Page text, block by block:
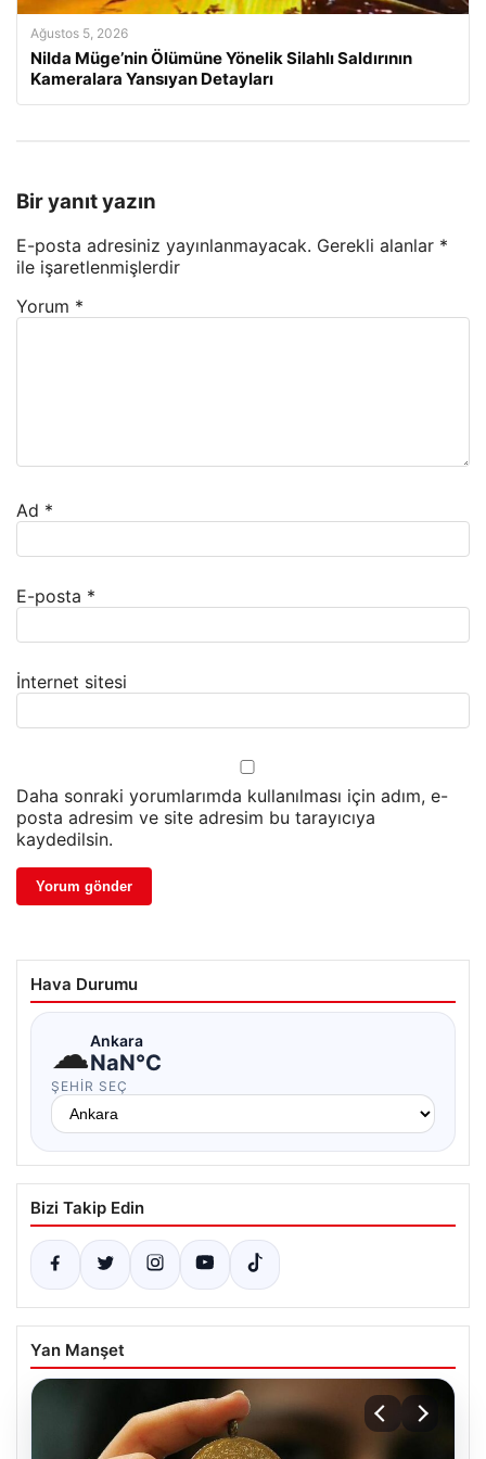
Ağustos 5, 2026
Nilda Müge’nin Ölümüne Yönelik Silahlı Saldırının
Kameralara Yansıyan Detayları
Bir yanıt yazın
E-posta adresiniz yayınlanmayacak. Gerekli alanlar *
ile işaretlenmişlerdir
Yorum *
Ad *
E-posta *
İnternet sitesi
Daha sonraki yorumlarımda kullanılması için adım, e-
posta adresim ve site adresim bu tarayıcıya
kaydedilsin.
Hava Durumu
☁Ankara
NaN°C
ŞEHIR SEÇ
Bizi Takip Edin
Yan Manşet